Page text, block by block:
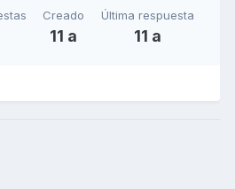
Creado
11 a
Última respuesta
11 a